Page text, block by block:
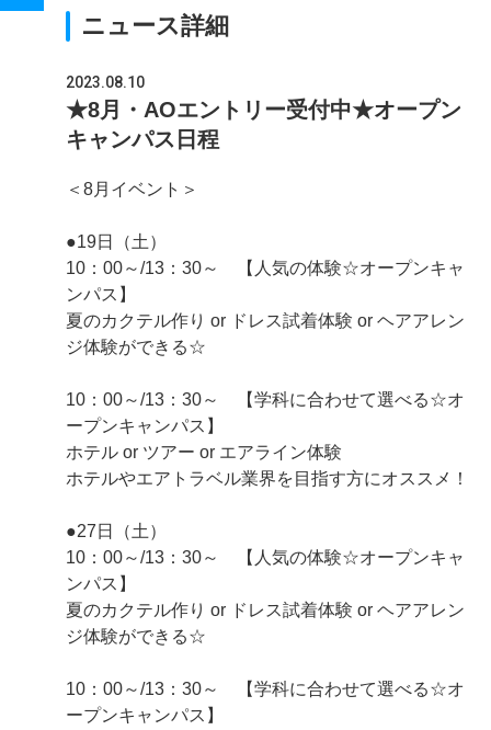
ニュース詳細
2023.08.10
★8月・AOエントリー受付中★オープン
キャンパス日程
＜8月イベント＞
●19日（土）
10：00～/13：30～ 【人気の体験☆オープンキャ
ンパス】
夏のカクテル作り or ドレス試着体験 or ヘアアレン
ジ体験ができる☆
10：00～/13：30～ 【学科に合わせて選べる☆オ
ープンキャンパス】
ホテル or ツアー or エアライン体験
ホテルやエアトラベル業界を目指す方にオススメ！
●27日（土）
10：00～/13：30～ 【人気の体験☆オープンキャ
ンパス】
夏のカクテル作り or ドレス試着体験 or ヘアアレン
ジ体験ができる☆
10：00～/13：30～ 【学科に合わせて選べる☆オ
ープンキャンパス】